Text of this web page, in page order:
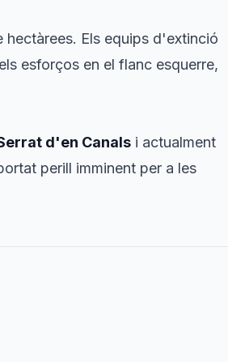
hectàrees. Els equips d'extinció
esforços en el flanc esquerre,
d'en Canals i actualment
perill imminent per a les